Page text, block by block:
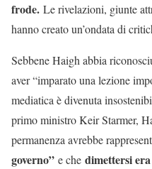
frode. Le rivelazioni, giunte
hanno creato un’ondata di
Sebbene Haigh abbia
aver “imparato una lezione
mediatica è divenuta
primo ministro Keir Starmer,
permanenza avrebbe
governo” e che dimettersi